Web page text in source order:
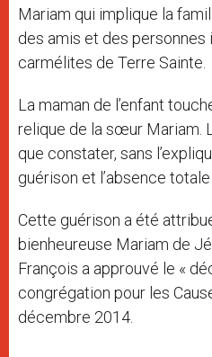
Mariam qui implique la
des amis et des personnes
carmélites de Terre Sainte.
La maman de l’enfant
relique de la sœur Mariam.
que constater, sans
guérison et l’absence
Cette guérison a été
bienheureuse Mariam de
François a approuvé le «
congrégation pour les
décembre 2014.